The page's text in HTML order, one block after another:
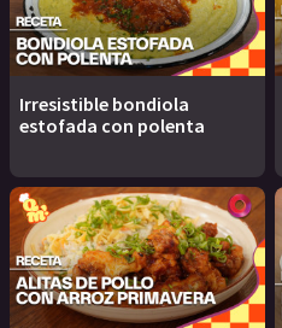
Irresistible bondiola
estofada con polenta